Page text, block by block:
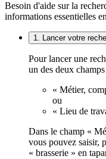
Besoin d'aide sur la
informations essentielles
1. Lancer votre
Pour lancer une
un des deux champs
« Métier,
ou
« Lieu de
Dans le champ «
vous pouvez saisir,
« brasserie » en